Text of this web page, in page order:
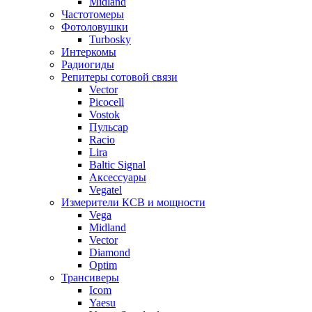
Частотомеры
Фотоловушки
Turbosky
Интеркомы
Радиогиды
Репитеры сотовой связи
Vector
Picocell
Vostok
Пульсар
Racio
Lira
Baltic Signal
Аксессуары
Vegatel
Измерители КСВ и мощности
Vega
Midland
Vector
Diamond
Optim
Трансиверы
Icom
Yaesu